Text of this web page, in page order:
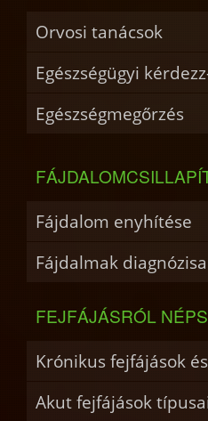
Orvosi tanácsok
Egészségügyi
Egészségmegőrzés
Fájdalom enyhítése
Fájdalmak diagnózisa
FEJFÁJÁSRÓL
Krónikus fejfájások
Akut fejfájások